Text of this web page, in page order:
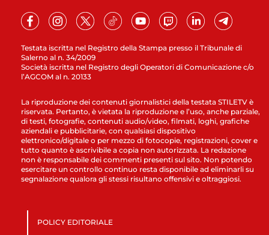
Testata iscritta nel Registro della Stampa presso il Tribunale di
Salerno al n. 34/2009
Società iscritta nel Registro degli Operatori di Comunicazione c/o
l’AGCOM al n. 20133
La riproduzione dei contenuti giornalistici della testata STILETV è
riservata. Pertanto, è vietata la riproduzione e l’uso, anche parziale,
di testi, fotografie, contenuti audio/video, filmati, loghi, grafiche
aziendali e pubblicitarie, con qualsiasi dispositivo
elettronico/digitale o per mezzo di fotocopie, registrazioni, cover e
tutto quanto è ascrivibile a copia non autorizzata. La redazione
non è responsabile dei commenti presenti sul sito. Non potendo
esercitare un controllo continuo resta disponibile ad eliminarli su
segnalazione qualora gli stessi risultano offensivi e oltraggiosi.
POLICY EDITORIALE